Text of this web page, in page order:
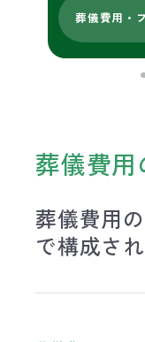
葬儀費用・
葬儀費
葬儀費用
で構成さ